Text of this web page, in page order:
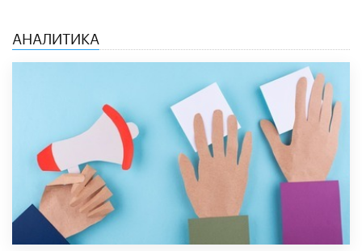
АНАЛИТИКА